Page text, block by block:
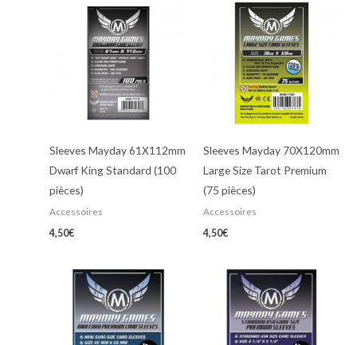
Sleeves Mayday 61X112mm
Dwarf King Standard (100
pièces)
Accessoires
4,50€
Sleeves Mayday 70X120mm
Large Size Tarot Premium
(75 pièces)
Accessoires
4,50€